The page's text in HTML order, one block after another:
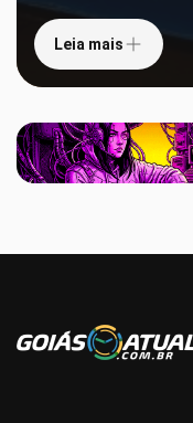
Leia mais